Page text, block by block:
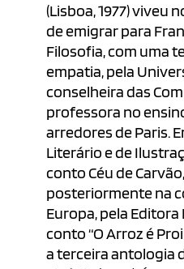
(Lisboa, 1977) viveu
de emigrar para
Filosofia, com uma
empatia, pela
conselheira das
professora no
arredores de Paris.
Literário e de
conto Céu de
posteriormente na
Europa, pela Editora
conto “O Arroz é
a terceira antologia